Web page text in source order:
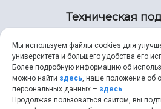
Техническая
+7 (846) 267-
Мы используем файлы cookies для
университета и большего удобства его
Более подробную информацию об
можно найти здесь, наше положение об
персональных данных – здесь.
Продолжая пользоваться сайтом, вы